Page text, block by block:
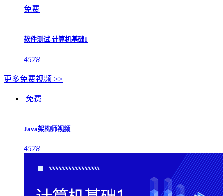
免费
软件测试-计算机基础1
4578
更多免费视频 >>
免费
Java架构师视频
4578